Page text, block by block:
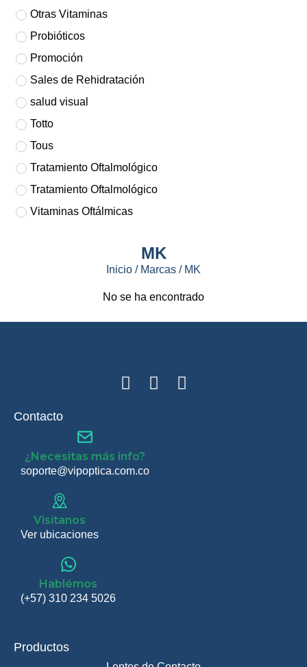
Otras Vitaminas
Probióticos
Promoción
Sales de Rehidratación
salud visual
Totto
Tous
Tratamiento Oftalmológico
Tratamiento Oftalmológico
Vitaminas Oftálmicas
MK
Inicio / Marcas / MK
No se ha encontrado
Contacto
¿Necesitas más info?
soporte@vipoptica.com.co
Visítanos
Ver ubicaciones
Hablémos
(+57) 310 234 5026
Productos